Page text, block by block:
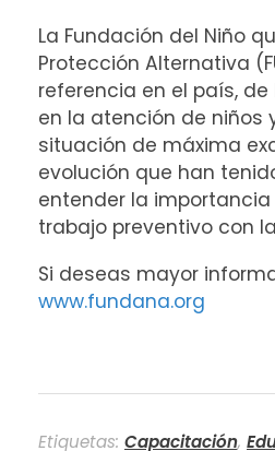
La Fundación del Niño
Protección Alternativa
referencia en el país,
en la atención de niños
situación de máxima
evolución que han
entender la importancia
trabajo preventivo con
Si deseas mayor
www.fundana.org
Etiquetas: Capacitación,